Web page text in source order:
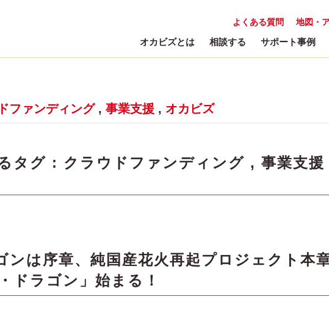
地図・
よくある質問
オカビズとは 相談する サポート事例
ファンディング, 事業支援 , オカビズ
タグ : クラウドファンディング , 事業支援
ンは序章、純国産花火再起プロジェクト本
ドラゴン」始まる！